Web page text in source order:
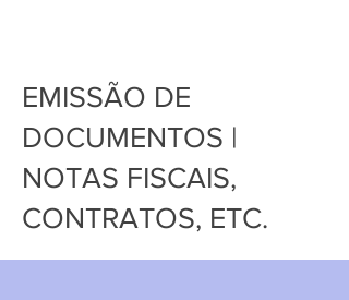
EMISSÃO DE
DOCUMENTOS |
NOTAS FISCAIS,
CONTRATOS, ETC.